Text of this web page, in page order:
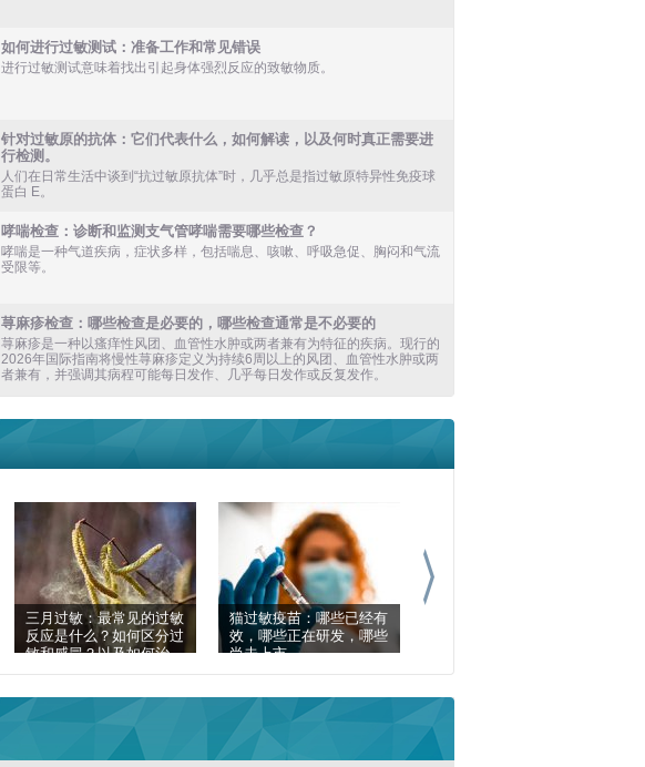
如何进行过敏测试：准备工作和常见错误
进行过敏测试意味着找出引起身体强烈反应的致敏物质。
针对过敏原的抗体：它们代表什么，如何解读，以及何时真正需要进
行检测。
人们在日常生活中谈到“抗过敏原抗体”时，几乎总是指过敏原特异性免疫球
蛋白 E。
哮喘检查：诊断和监测支气管哮喘需要哪些检查？
哮喘是一种气道疾病，症状多样，包括喘息、咳嗽、呼吸急促、胸闷和气流
受限等。
荨麻疹检查：哪些检查是必要的，哪些检查通常是不必要的
荨麻疹是一种以瘙痒性风团、血管性水肿或两者兼有为特征的疾病。现行的
2026年国际指南将慢性荨麻疹定义为持续6周以上的风团、血管性水肿或两
者兼有，并强调其病程可能每日发作、几乎每日发作或反复发作。
三月过敏：最常见的过敏
反应是什么？如何区分过
敏和感冒？以及如何治
疗？
猫过敏疫苗：哪些已经有
效，哪些正在研发，哪些
尚未上市